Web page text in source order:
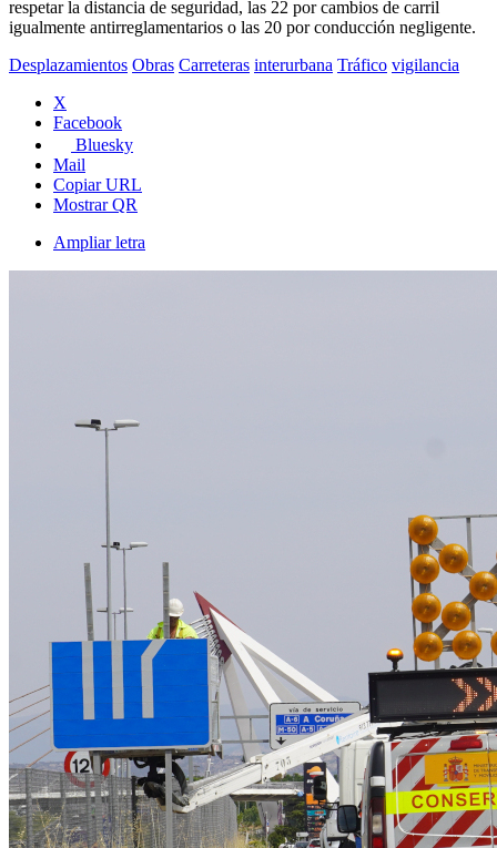
respetar la distancia de seguridad, las 22 por cambios de carril
igualmente antirreglamentarios o las 20 por conducción negligente.
Desplazamientos Obras Carreteras interurbana Tráfico vigilancia
X
Facebook
Bluesky
Mail
Copiar URL
Mostrar QR
Ampliar letra